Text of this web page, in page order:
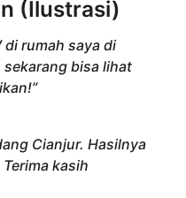
(Ilustrasi)
di rumah saya di
sekarang bisa lihat
Cianjur. Hasilnya
kasih